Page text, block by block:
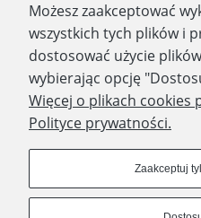
WYDAWNICTWO PROMIC
PRODUKTY
Możesz zaakceptować
wszystkich tych plików i
dostosować użycie
wybierając opcję
Więcej o plikach cookies
Polityce prywatności.
Zaakceptuj